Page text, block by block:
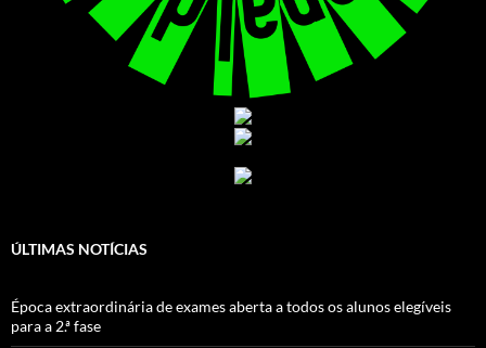
ÚLTIMAS NOTÍCIAS
Época extraordinária de exames aberta a todos os alunos elegíveis
para a 2.ª fase